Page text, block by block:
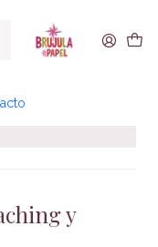
Autoayuda
y